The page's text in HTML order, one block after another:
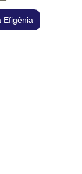
Efigênia